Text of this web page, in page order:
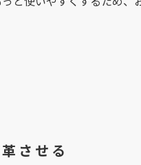
させる